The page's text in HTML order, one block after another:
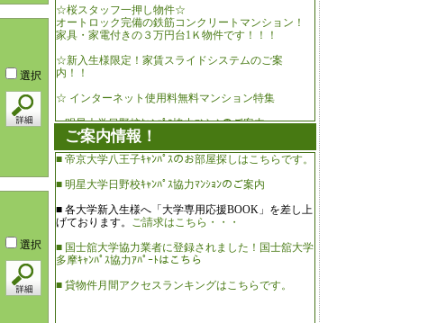
選択
選択
☆桜スタッフ一押し物件☆
オートロック完備の鉄筋コンクリートマンション！
家具・家電付きの３万円台1Ｋ物件です！！！
☆新入生様限定！家賃スライドシステムのご案
内！！
☆ インターネット使用料無料マンション特集
■ 明星大学日野校ｷｬﾝﾊﾟｽ協力ﾏﾝｼｮﾝのご案内
ご案内情報！
■ 帝京大学八王子ｷｬﾝﾊﾟｽのお部屋探しはこちらです。
■ 明星大学日野校ｷｬﾝﾊﾟｽ協力ﾏﾝｼｮﾝのご案内
■ 各大学新入生様へ「大学専用応援BOOK」を差し上
げております。 ご請求はこちら・・・
■ 国士舘大学協力業者に登録されました！国士舘大学
多摩ｷｬﾝﾊﾟｽ協力ｱﾊﾟｰﾄはこちら
■ 貸物件月間アクセスランキングはこちらです。